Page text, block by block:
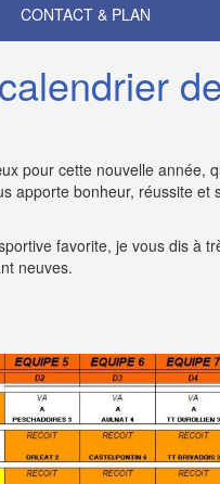
CONTACT & PLAN
pour cette nouvelle année,
apporte bonheur, réussite et
favorite, je vous dis à
neuves.